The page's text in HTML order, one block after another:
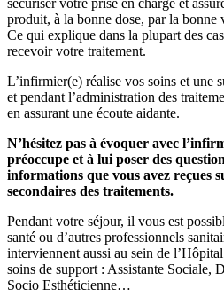
sécuriser votre prise en charge et
produit, à la bonne dose, par la bonne
Ce qui explique dans la plupart des
recevoir votre traitement.
L’infirmier(e) réalise vos soins et une
et pendant l’administration des
en assurant une écoute aidante.
N’hésitez pas à évoquer avec
préoccupe et à lui poser des
informations que vous avez reçues
secondaires des traitements.
Pendant votre séjour, il vous est
santé ou d’autres professionnels
interviennent aussi au sein de
soins de support : Assistante Sociale,
Socio Esthéticienne…